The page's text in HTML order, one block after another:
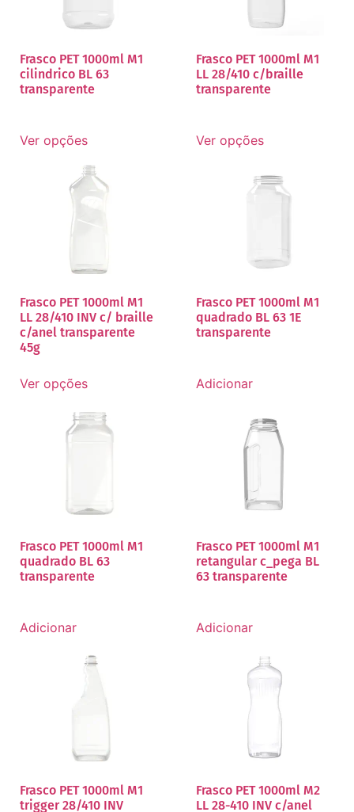
Frasco PET 1000ml M1
cilindrico BL 63
transparente
Ver opções
Frasco PET 1000ml M1
LL 28/410 c/braille
transparente
Ver opções
Frasco PET 1000ml M1
LL 28/410 INV c/ braille
c/anel transparente
45g
Ver opções
Frasco PET 1000ml M1
quadrado BL 63 1E
transparente
Adicionar
Frasco PET 1000ml M1
quadrado BL 63
transparente
Adicionar
Frasco PET 1000ml M1
retangular c_pega BL
63 transparente
Adicionar
Frasco PET 1000ml M1
trigger 28/410 INV
Frasco PET 1000ml M2
LL 28-410 INV c/anel